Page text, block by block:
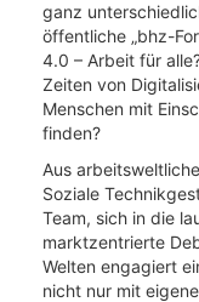
ganz
öffentliche „bhz-
4.0 – Arbeit für
Zeiten von
Menschen mit
finden?
Aus
Soziale
Team, sich in die
marktzentrierte
Welten engagiert
nicht nur mit